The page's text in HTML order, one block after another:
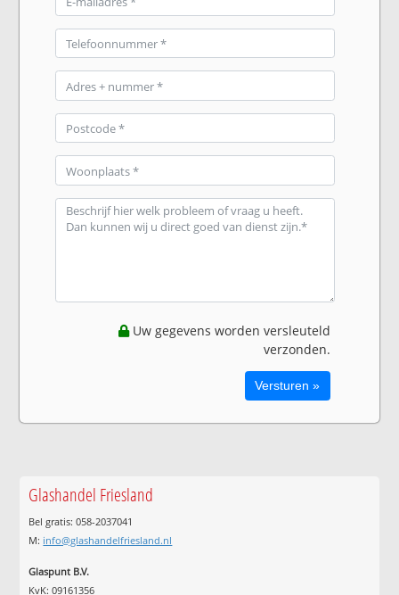
Uw gegevens worden versleuteld
verzonden.
Glashandel Friesland
Bel gratis: 058-2037041
M: info@glashandelfriesland.nl
Glaspunt B.V.
KvK: 09161356